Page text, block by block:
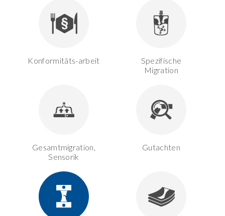
Konformitäts-arbeit
Spezifische
Migration
Gesamtmigration,
Sensorik
Gutachten